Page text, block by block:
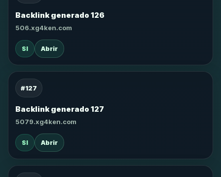
Backlink generado 126
506.xg4ken.com
SI Abrir
#127
Backlink generado 127
5079.xg4ken.com
SI Abrir